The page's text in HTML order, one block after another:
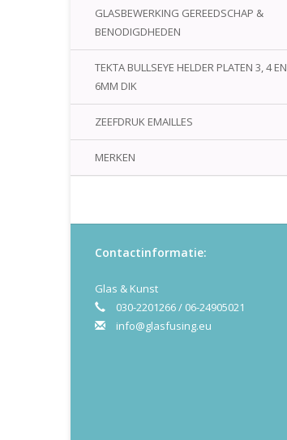
GLASBEWERKING GEREEDSCHAP &
BENODIGDHEDEN
TEKTA BULLSEYE HELDER PLATEN 3, 4 EN
6MM DIK
ZEEFDRUK EMAILLES
MERKEN
Contactinformatie:
Glas & Kunst
030-2201266 / 06-24905021
info@glasfusing.eu